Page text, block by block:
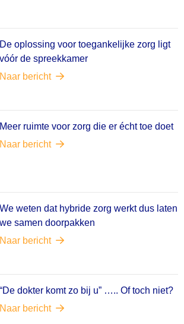
De oplossing voor toegankelijke zorg ligt
vóór de spreekkamer
Naar bericht
Meer ruimte voor zorg die er écht toe doet
Naar bericht
We weten dat hybride zorg werkt dus laten
we samen doorpakken
Naar bericht
“De dokter komt zo bij u” ….. Of toch niet?
Naar bericht